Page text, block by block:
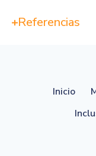
Referencias
Inicio